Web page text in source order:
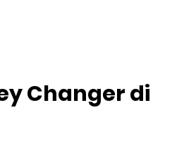
Changer di